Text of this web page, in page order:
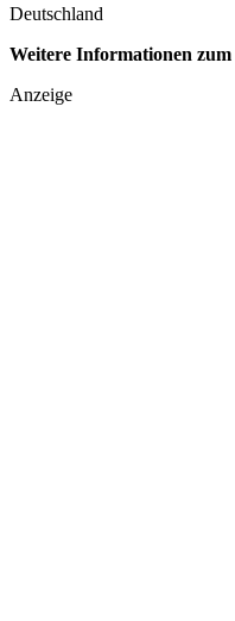
Deutschland
Weitere Informationen zum
Anzeige